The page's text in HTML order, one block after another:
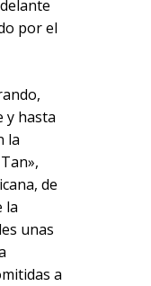
por el
y hasta
la
de
la
unas
a